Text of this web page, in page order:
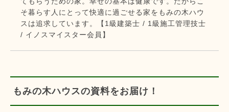
そ暮らす人にとって快適に過ごせる家をもみの木ハウ
スは追求しています。【1級建築士 / 1級施工管理技士
/ イノスマイスター会員】
もみの木ハウスの資料をお届け！